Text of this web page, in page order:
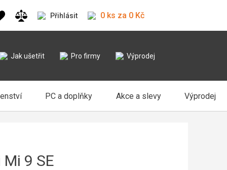
Přihlásit 0 ks za 0 Kč
Jak ušetřit Pro firmy Výprodej
PC a doplňky Akce a slevy Výprodej
9 SE